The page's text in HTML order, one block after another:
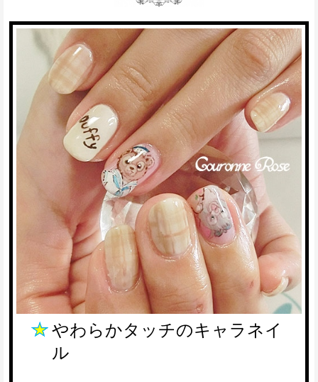
やわらかタッチのキャラネイ
ル